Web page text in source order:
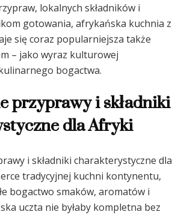
lokalnych składników i
gotowania, afrykańska kuchnia z
się coraz popularniejsza także
– jako wyraz kulturowej
bogactwa.
przyprawy i składniki
dla Afryki
i składniki charakterystyczne dla
tradycyjnej kuchni kontynentu,
bogactwo smaków, aromatów i
uczta nie byłaby kompletna bez